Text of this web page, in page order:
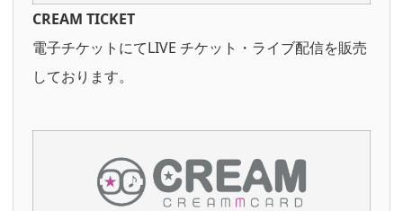
CREAM TICKET
電子チケットにてLIVE チケット・ライブ配信を販売
しております。